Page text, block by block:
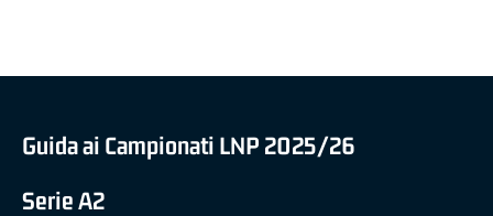
Guida ai Campionati LNP 2025/26
Serie A2